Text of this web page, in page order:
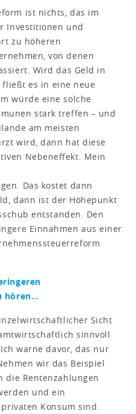
ist nichts, das im
Investitionen und
zu höheren
von denen
Wird das Geld in
es in eine neue
würde eine solche
stark treffen – und
am meisten
wird, dann hat diese
Nebeneffekt. Mein
Das kostet dann
dann ist der Höhepunkt
entstanden. Den
Einnahmen aus einer
hören…
Sicht
sinnvoll
warne davor, das nur
wir das Beispiel
die Rentenzahlungen
und ein
Konsum sind.